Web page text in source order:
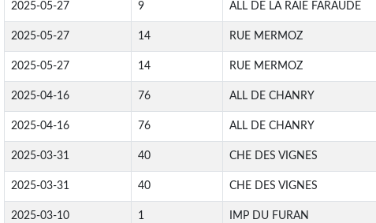
2025-05-27 9 ALL DE LA RAIE FARAUDE
2025-05-27 14 RUE MERMOZ
2025-05-27 14 RUE MERMOZ
2025-04-16 76 ALL DE CHANRY
2025-04-16 76 ALL DE CHANRY
2025-03-31 40 CHE DES VIGNES
2025-03-31 40 CHE DES VIGNES
2025-03-10 1 IMP DU FURAN